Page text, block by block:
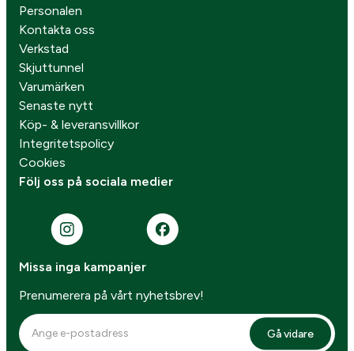
Personalen
Kontakta oss
Verkstad
Skjuttunnel
Varumärken
Senaste nytt
Köp- & leveransvillkor
Integritetspolicy
Cookies
Följ oss på sociala medier
Missa inga kampanjer
Prenumerera på vårt nyhetsbrev!
Gå vidare